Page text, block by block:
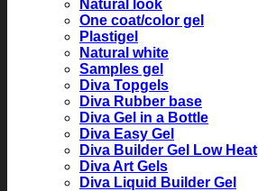
Natural look
One coat/color gel
Plastigel
Natural white
Samples gel
Diva Topgels
Diva Rubber base
Diva Gel in a Bottle
Diva Easy Gel
Diva Builder Gel Low Heat
Diva Art Gels
Diva Liquid Builder Gel